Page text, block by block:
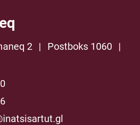
2 | Postboks 1060
|